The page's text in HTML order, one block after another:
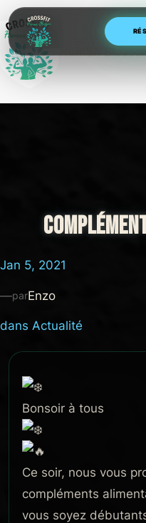
Aller
au
contenu
Human
Jan 5, 2021
—parEnzo
dans Actualité
Bonsoir à tous
Ce soir, nous vous
compléments
vous soyez